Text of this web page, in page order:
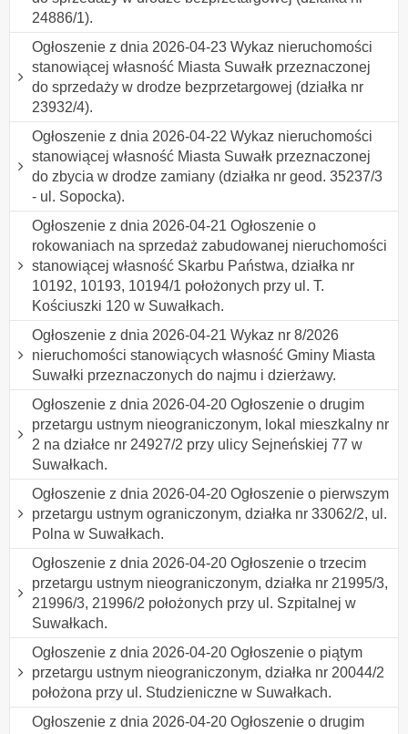
24886/1).
Ogłoszenie z dnia 2026-04-23 Wykaz nieruchomości
stanowiącej własność Miasta Suwałk przeznaczonej
do sprzedaży w drodze bezprzetargowej (działka nr
23932/4).
Ogłoszenie z dnia 2026-04-22 Wykaz nieruchomości
stanowiącej własność Miasta Suwałk przeznaczonej
do zbycia w drodze zamiany (działka nr geod. 35237/3
- ul. Sopocka).
Ogłoszenie z dnia 2026-04-21 Ogłoszenie o
rokowaniach na sprzedaż zabudowanej nieruchomości
stanowiącej własność Skarbu Państwa, działka nr
10192, 10193, 10194/1 położonych przy ul. T.
Kościuszki 120 w Suwałkach.
Ogłoszenie z dnia 2026-04-21 Wykaz nr 8/2026
nieruchomości stanowiących własność Gminy Miasta
Suwałki przeznaczonych do najmu i dzierżawy.
Ogłoszenie z dnia 2026-04-20 Ogłoszenie o drugim
przetargu ustnym nieograniczonym, lokal mieszkalny nr
2 na działce nr 24927/2 przy ulicy Sejneńskiej 77 w
Suwałkach.
Ogłoszenie z dnia 2026-04-20 Ogłoszenie o pierwszym
przetargu ustnym ograniczonym, działka nr 33062/2, ul.
Polna w Suwałkach.
Ogłoszenie z dnia 2026-04-20 Ogłoszenie o trzecim
przetargu ustnym nieograniczonym, działka nr 21995/3,
21996/3, 21996/2 położonych przy ul. Szpitalnej w
Suwałkach.
Ogłoszenie z dnia 2026-04-20 Ogłoszenie o piątym
przetargu ustnym nieograniczonym, działka nr 20044/2
położona przy ul. Studzieniczne w Suwałkach.
Ogłoszenie z dnia 2026-04-20 Ogłoszenie o drugim